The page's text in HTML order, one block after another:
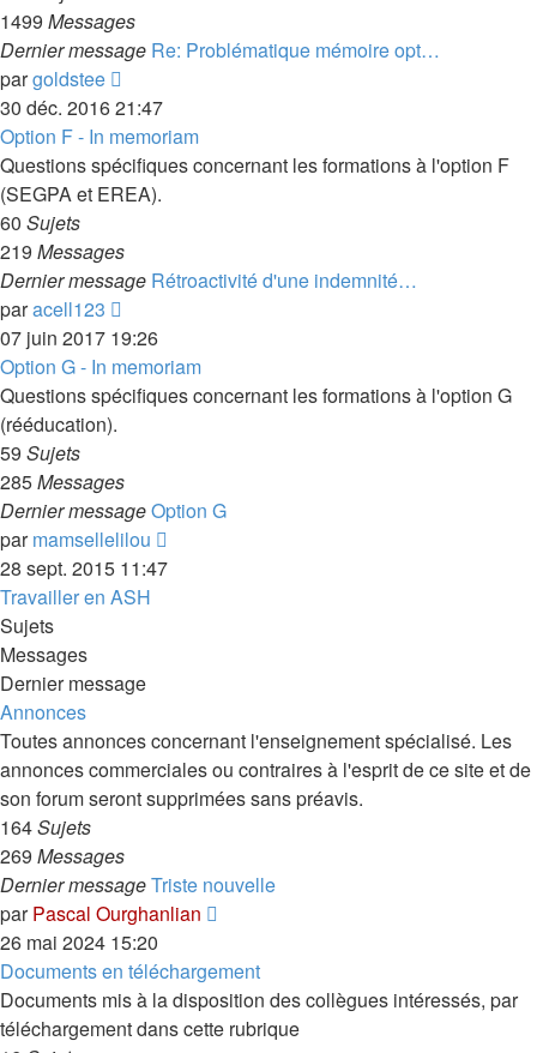
1499 Messages
Dernier message Re: Problématique mémoire opt…
pargoldstee
le
dernier
message
30 déc. 2016 21:47
Option F - In memoriam
Questions spécifiques concernant les formations à l'option F
(SEGPA et EREA).
60 Sujets
219 Messages
Dernier message Rétroactivité d'une indemnité…
paracell123
le
dernier
message
07 juin 2017 19:26
Option G - In memoriam
Questions spécifiques concernant les formations à l'option G
(rééducation).
59 Sujets
285Messages
Dernier messageOption G
parmamsellelilou
le
28 sept. 2015 11:47
Travailler en ASH
Sujets
Messages
Dernier message
Annonces
Toutes annonces concernant l'enseignement spécialisé. Les
annonces commerciales ou contraires à l'esprit de ce site et de
son forum seront supprimées sans préavis.
164Sujets
269 Messages
Dernier messageTriste nouvelle
parPascal Ourghanlian
dernier
message
26 mai 2024 15:20
Documents en téléchargement
Documents mis à la disposition des collègues intéressés, par
téléchargement dans cette rubrique